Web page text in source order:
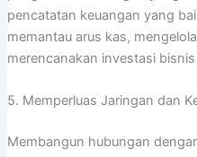
pencatatan keuangan yang
memantau arus kas,
merencanakan investasi
5. Memperluas Jaringan dan
Membangun hubungan